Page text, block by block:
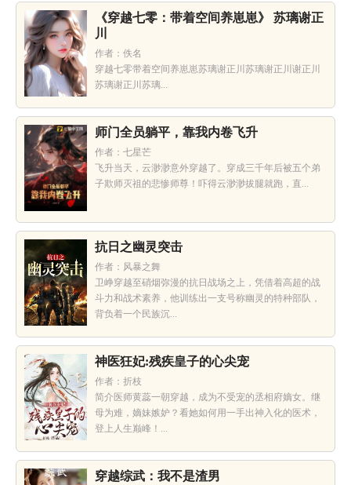
《穿越七零：带着空间养崽崽》 苏璃谢正
川
作者：佚名
穿越七零带着空间养崽崽苏璃谢正川苏璃谢正川谢正川
苏璃谢正川苏璃...
师门全员躺平，靠我内卷飞升
作者：七星芒
飞升当天，云渺渺意外穿越了。穿成三千年后被五个弟
子欺师灭祖的悲惨师尊！吓得云渺渺拔腿就跑，直...
抗日之幽灵突击
作者：风暴之舞
卫峥穿越至硝烟弥漫的抗日战场之上，凭借着高超的战
斗力和战术素养，他训练出一支号称幽灵的特种部队，
背负着一个民族沉...
神医狂妃:残疾皇子的心尖宠
作者：折枝
简介医师黄蕊一朝穿越，成为不受宠的丞相府嫡女。继
母为难，嫡妹嫉妒？看她如何用一手出神入化的医术，
登上人生巅峰！...
穿越综武：我不是渣男